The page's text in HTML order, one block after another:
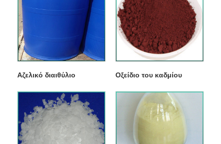
Αζελικό διαιθύλιο Οξείδιο του καδμίου